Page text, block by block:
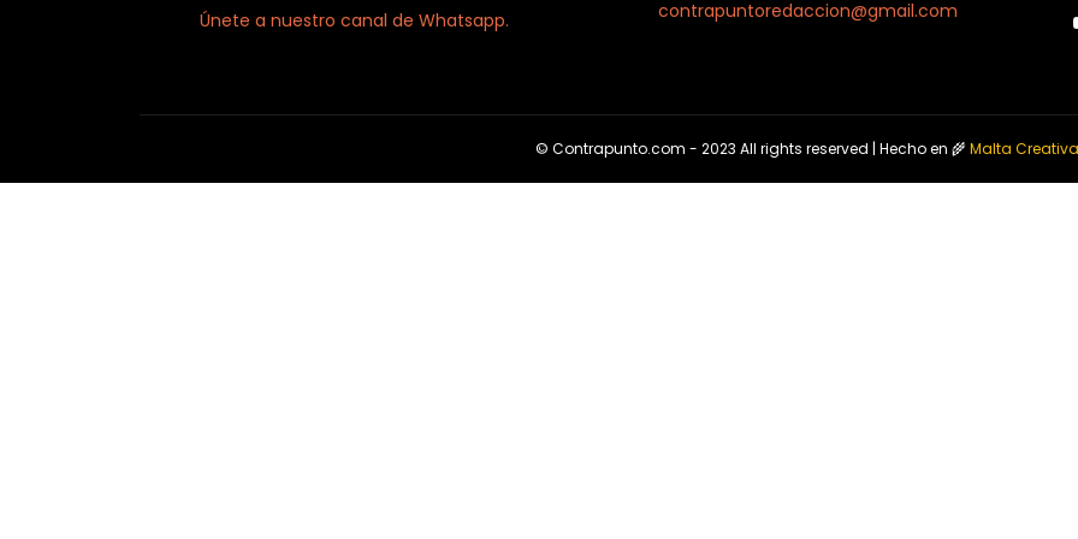
Únete a nuestro canal de Whatsapp. contrapuntoredaccion@gmail.com
© Contrapunto.com - 2023 All rights reserved | Hecho en 🌾Malta Creativa